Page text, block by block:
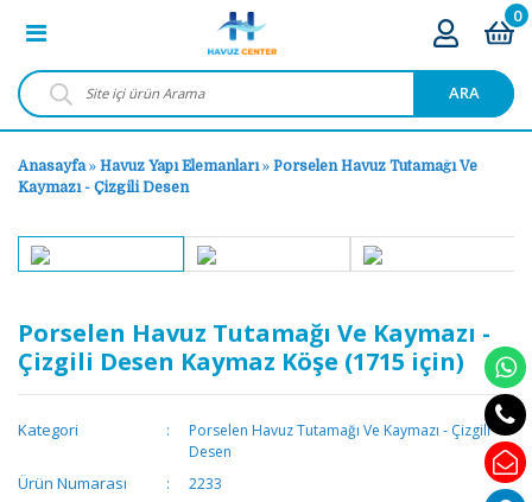
ARA
0
Anasayfa» Havuz Yapı Elemanları» Porselen Havuz Tutamağı Ve
Kaymazı - Çizgili Desen
Porselen Havuz Tutamağı Ve Kaymazı -
Çizgili Desen Kaymaz Köşe (1715 için)
Kategori
Porselen Havuz Tutamağı Ve Kaymazı - Çizgili
Desen
Ürün Numarası 2233